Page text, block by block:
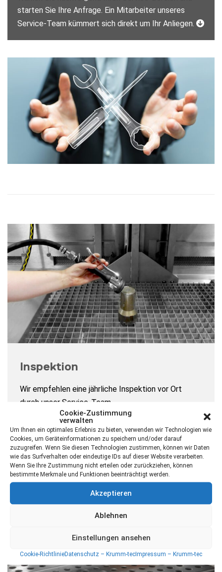
Cookie-Zustimmung
verwalten
Um Ihnen ein optimales Erlebnis zu bieten, verwenden wir Technologien wie
Cookies, um Geräteinformationen zu speichern und/oder darauf
zuzugreifen. Wenn Sie diesen Technologien zustimmen, können wir Daten
wie das Surfverhalten oder eindeutige IDs auf dieser Website verarbeiten.
Wenn Sie Ihre Zustimmung nicht erteilen oder zurückziehen, können
bestimmte Merkmale und Funktionen beeinträchtigt werden.
Akzeptieren
Ablehnen
Einstellungen ansehen
Cookie-RichtlinieDatenschutz – Krumm-tecImpressum – Krumm-tec
starten Sie Ihre Anfrage. Ein Mitarbeiter unseres
Service-Team kümmert sich direkt um Ihr Anliegen.
Inspektion
Wir empfehlen eine jährliche Inspektion vor Ort
durch unser Service-Team.
Inspektions-Anfrage starten